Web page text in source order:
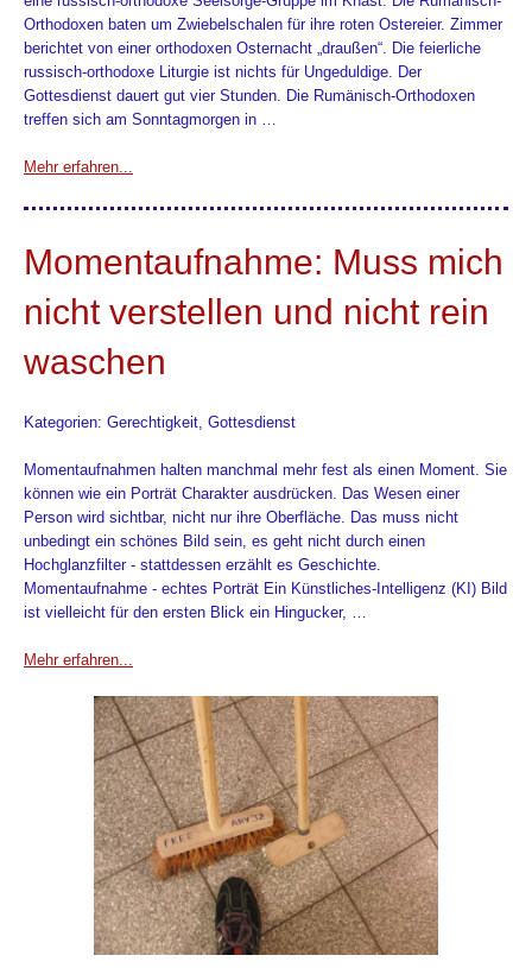
Orthodoxen baten um Zwiebelschalen für ihre roten Ostereier. Zimmer
berichtet von einer orthodoxen Osternacht „draußen“. Die feierliche
russisch-orthodoxe Liturgie ist nichts für Ungeduldige. Der
Gottesdienst dauert gut vier Stunden. Die Rumänisch-Orthodoxen
treffen sich am Sonntagmorgen in …
Mehr erfahren...
Momentaufnahme: Muss mich
nicht verstellen und nicht rein
waschen
Kategorien: Gerechtigkeit, Gottesdienst
Momentaufnahmen halten manchmal mehr fest als einen Moment. Sie
können wie ein Porträt Charakter ausdrücken. Das Wesen einer
Person wird sichtbar, nicht nur ihre Oberfläche. Das muss nicht
unbedingt ein schönes Bild sein, es geht nicht durch einen
Hochglanzfilter - stattdessen erzählt es Geschichte.
Momentaufnahme - echtes Porträt Ein Künstliches-Intelligenz (KI) Bild
ist vielleicht für den ersten Blick ein Hingucker, …
Mehr erfahren...